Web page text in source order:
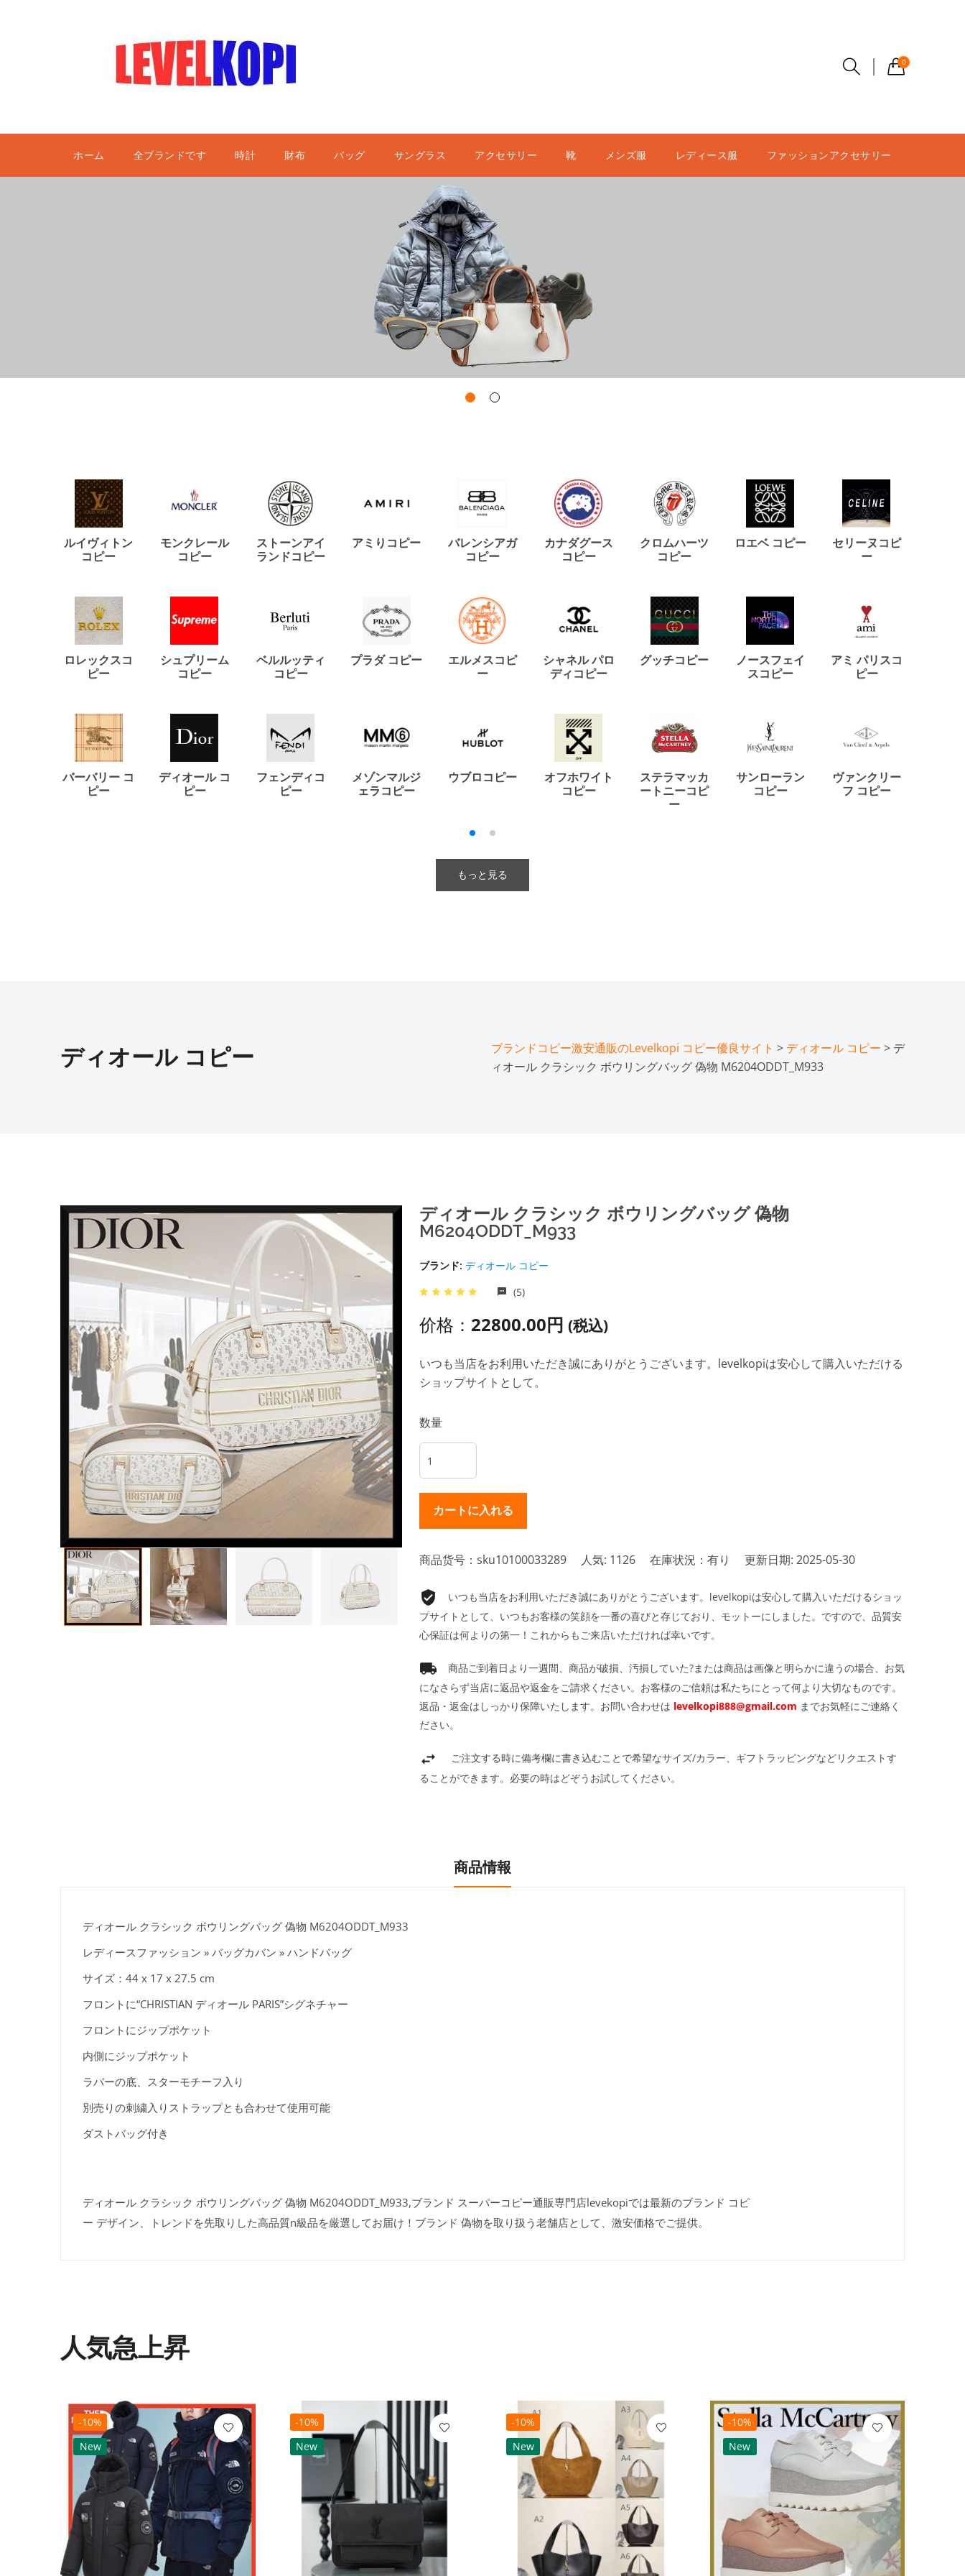
0
ホーム 全ブランドです 時計 財布 バッグ サングラス アクセサリー 靴 メンズ服 レディース服 ファッションアクセサリー
ルイヴィトン
コピー
モンクレール
コピー
ストーンアイ
ランドコピー
アミりコピー
バレンシアガ
コピー
カナダグース
コピー
クロムハーツ
コピー
ロエベ コピー
セリーヌコピ
ー
ロレックスコ
ピー
シュプリーム
コピー
ベルルッティ
コピー
プラダ コピー
エルメスコピ
ー
シャネル パロ
ディコピー
グッチコピー
ノースフェイ
スコピー
アミ パリスコ
ピー
バーバリー コ
ピー
ディオール コ
ピー
フェンディコ
ピー
メゾンマルジ
ェラコピー
ウブロコピー
オフホワイト
コピー
ステラマッカ
ートニーコピ
ー
サンローラン
コピー
ヴァンクリー
フ コピー
もっと見る
ディオール コピー ブランドコピー激安通販のLevelkopi コピー優良サイト > ディオール コピー > デ
ィオール クラシック ボウリングバッグ 偽物 M6204ODDT_M933
ディオール クラシック ボウリングバッグ 偽物
M6204ODDT_M933
ブランド: ディオール コピー
(5)
价格： 22800.00円 (税込)
いつも当店をお利用いただき誠にありがとうございます。levelkopiは安心して購入いただける
ショップサイトとして。
数量
商品货号：sku10100033289 人気: 1126 在庫状況：有り 更新日期: 2025-05-30
いつも当店をお利用いただき誠にありがとうございます。levelkopiは安心して購入いただけるショッ
プサイトとして、いつもお客様の笑顔を一番の喜びと存じており、モットーにしました。ですので、品質安
心保証は何よりの第一！これからもご来店いただければ幸いです。
商品ご到着日より一週間、商品が破損、汚損していた?または商品は画像と明らかに違うの場合、お気
になさらず当店に返品や返金をご請求ください。お客様のご信頼は私たちにとって何より大切なものです。
返品・返金はしっかり保障いたします。お問い合わせは levelkopi888@gmail.com までお気軽にご連絡く
ださい。
ご注文する時に備考欄に書き込むことで希望なサイズ/カラー、ギフトラッピングなどリクエストす
ることができます。必要の時はどぞうお試してください。
商品情報
ディオール クラシック ボウリングバッグ 偽物 M6204ODDT_M933
レディースファッション » バッグカバン » ハンドバッグ
サイズ：44 x 17 x 27.5 cm
フロントに“CHRISTIAN ディオール PARIS”シグネチャー
フロントにジップポケット
内側にジップポケット
ラバーの底、スターモチーフ入り
別売りの刺繍入りストラップとも合わせて使用可能
ダストバッグ付き
ディオール クラシック ボウリングバッグ 偽物 M6204ODDT_M933,ブランド スーパーコピー通販専門店levekopiでは最新のブランド コピ
ー デザイン、トレンドを先取りした高品質n級品を厳選してお届け！ブランド 偽物を取り扱う老舗店として、激安価格でご提供。
人気急上昇
-10%
New
-10%
New
-10%
New
-10%
New